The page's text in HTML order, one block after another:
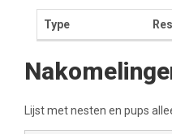
Type
Lijst met nesten en pups